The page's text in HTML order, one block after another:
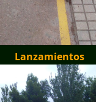
Lanzamientos